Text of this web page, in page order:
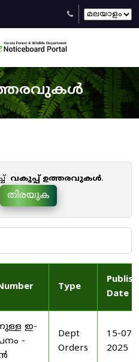
വകുപ്പ് ഉത്തരവുകൾ.
തിരയുക
Type
Date
ഇ-
-
Dept
Orders
15-07-
2025